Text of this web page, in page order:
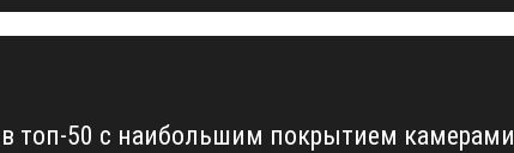
топ-50 с наибольшим покрытием камерами